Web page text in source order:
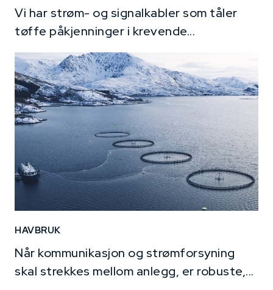
Vi har strøm- og signalkabler som tåler
tøffe påkjenninger i krevende...
HAVBRUK
Når kommunikasjon og strømforsyning
skal strekkes mellom anlegg, er robuste,...